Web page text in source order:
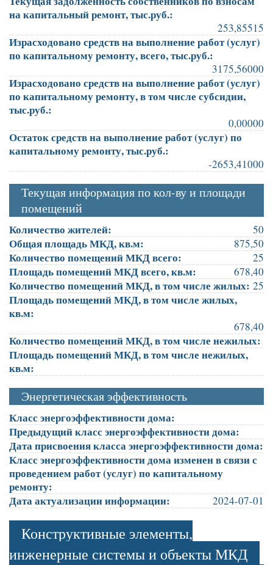
на капитальный ремонт, тыс.руб.:
253,85515
Израсходовано средств на выполнение работ (услуг)
по капитальному ремонту, всего, тыс.руб.:
3175,56000
Израсходовано средств на выполнение работ (услуг)
по капитальному ремонту, в том числе субсидии,
тыс.руб.:
0,00000
Остаток средств на выполнение работ (услуг) по
капитальному ремонту, тыс.руб.:
-2653,41000
Текущая информация по кол-ву и площади
помещений
Количество жителей: 50
Общая площадь МКД, кв.м: 875,50
Количество помещений МКД всего: 25
Площадь помещений МКД всего, кв.м: 678,40
Количество помещений МКД, в том числе жилых: 25
Площадь помещений МКД, в том числе жилых,
кв.м:
678,40
Количество помещений МКД, в том числе нежилых:
Площадь помещений МКД, в том числе нежилых,
кв.м:
Энергетическая эффективность
Класс энергоэффективности дома:
Предыдущий класс энергоэффективности дома:
Дата присвоения класса энергоэффективности дома:
Класс энергоэффективности дома изменен в связи с
проведением работ (услуг) по капитальному
ремонту:
Дата актуализации информации:
2024-07-01
Конструктивные элементы,
инженерные системы и объекты МКД